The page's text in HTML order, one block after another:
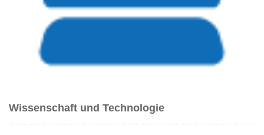
Wissenschaft und Technologie